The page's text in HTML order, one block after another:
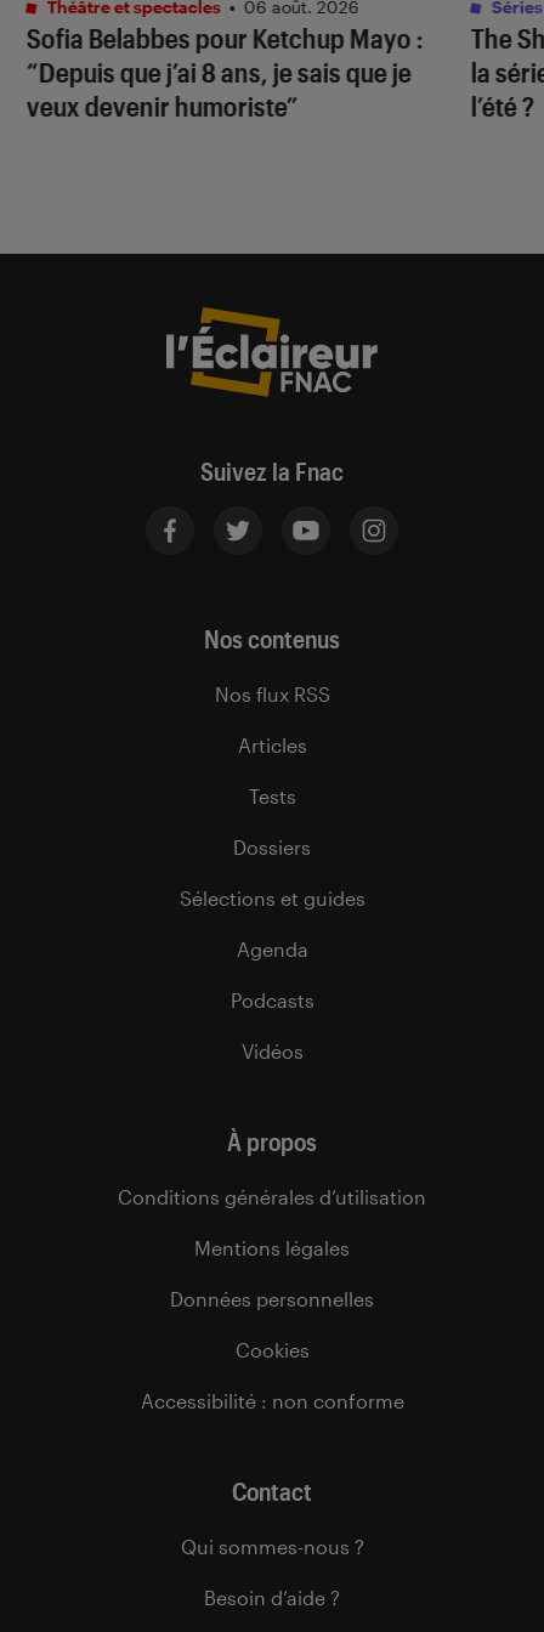
Sofia Belabbes pour Ketchup Mayo :
“Depuis que j’ai 8 ans, je sais que je
veux devenir humoriste”
Théâtre et spectacles • 06 août. 2026
The
la
l’été ?
Séries
Suivez la Fnac
Nos contenus
Nos flux RSS
Articles
Tests
Dossiers
Sélections et guides
Agenda
Podcasts
Vidéos
À propos
Conditions générales d’utilisation
Mentions légales
Données personnelles
Cookies
Accessibilité : non conforme
Contact
Qui sommes-nous ?
Besoin d’aide ?